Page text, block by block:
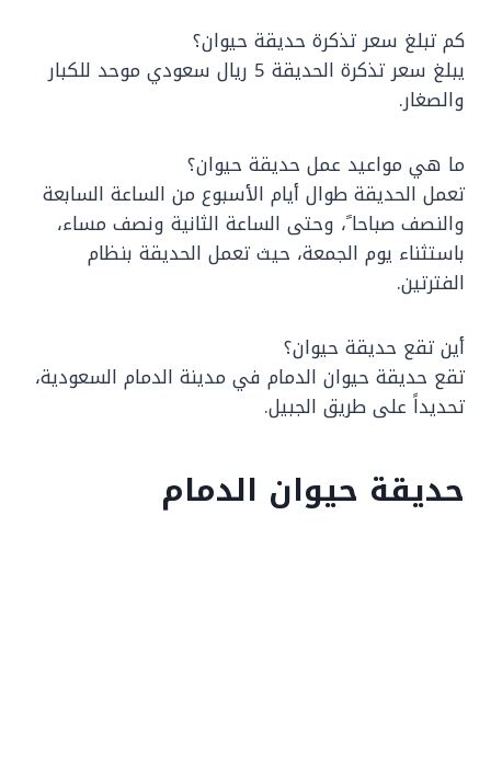
كم تبلغ سعر تذكرة حديقة حيوان؟
يبلغ سعر تذكرة الحديقة 5 ريال سعودي موحد للكبار
والصغار.
ما هي مواعيد عمل حديقة حيوان؟
تعمل الحديقة طوال أيام الأسبوع من الساعة السابعة
والنصف صباحا ً، وحتى الساعة الثانية ونصف مساء،
باستثناء يوم الجمعة، حيث تعمل الحديقة بنظام
الفترتين.
أين تقع حديقة حيوان؟
تقع حديقة حيوان الدمام في مدينة الدمام السعودية،
تحديداً على طريق الجبيل.
حديقة حيوان الدمام